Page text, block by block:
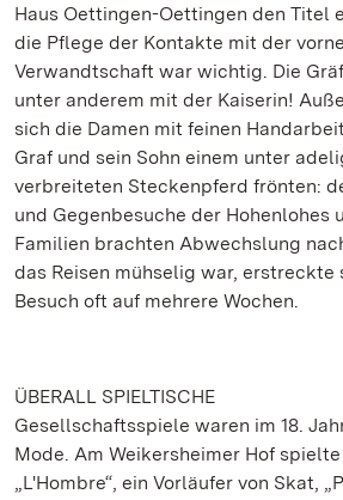
Haus Oettingen-Oettingen den Titel
die Pflege der Kontakte mit der
Verwandtschaft war wichtig. Die
unter anderem mit der Kaiserin!
sich die Damen mit feinen
Graf und sein Sohn einem unter
verbreiteten Steckenpferd frönten:
und Gegenbesuche der Hohenlohes
Familien brachten Abwechslung
das Reisen mühselig war, erstreckte
Besuch oft auf mehrere Wochen.
ÜBERALL SPIELTISCHE
Gesellschaftsspiele waren im 18.
Mode. Am Weikersheimer Hof
„L'Hombre“, ein Vorläufer von Skat,